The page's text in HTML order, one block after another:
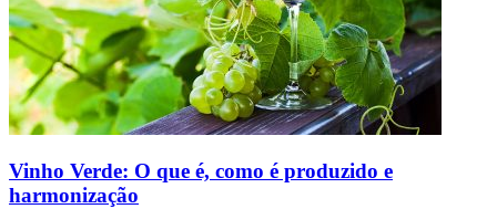
Vinho Verde: O que é, como é produzido e
harmonização